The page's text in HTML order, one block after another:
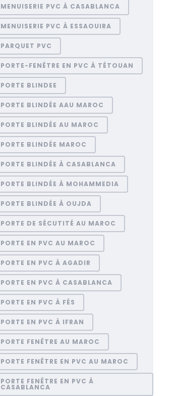
MENUISERIE PVC À CASABLANCA
MENUISERIE PVC À ESSAOUIRA
PARQUET PVC
PORTE-FENÊTRE EN PVC À TÉTOUAN
PORTE BLINDEE
PORTE BLINDÉE AAU MAROC
PORTE BLINDÉE AU MAROC
PORTE BLINDÉE MAROC
PORTE BLINDÉE À CASABLANCA
PORTE BLINDÉE À MOHAMMEDIA
PORTE BLINDÉE À OUJDA
PORTE DE SÉCUTITÉ AU MAROC
PORTE EN PVC AU MAROC
PORTE EN PVC À AGADIR
PORTE EN PVC À CASABLANCA
PORTE EN PVC À FÈS
PORTE EN PVC À IFRAN
PORTE FENÊTRE AU MAROC
PORTE FENÊTRE EN PVC AU MAROC
PORTE FENÊTRE EN PVC À
CASABLANCA